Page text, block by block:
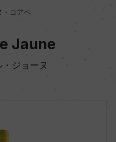
・コアペ
Jaune
ジョーヌ